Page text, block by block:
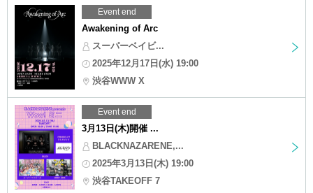
Event end
Awakening of Arc
スーパーベイビ...
2025年12月17日(水) 19:00
渋谷WWW X
Event end
3月13日(木)開催 ...
BLACKNAZARENE,...
2025年3月13日(木) 19:00
渋谷TAKEOFF 7